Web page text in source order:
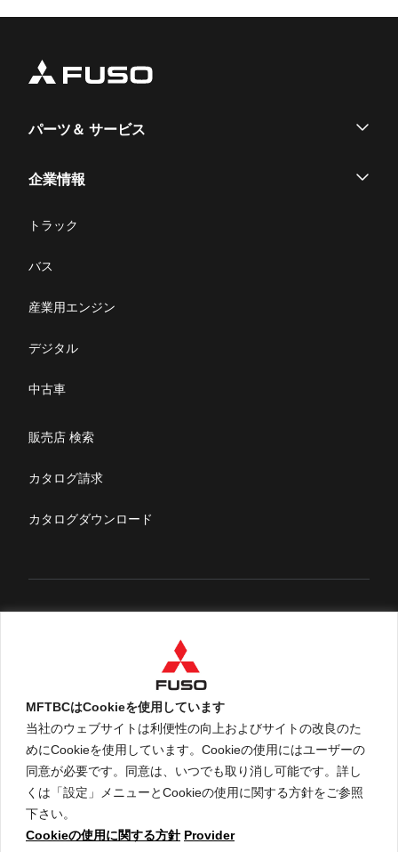
MFTBCはCookieを使用しています
当社のウェブサイトは利便性の向上およびサイトの改良のた
めにCookieを使用しています。Cookieの使用にはユーザーの
同意が必要です。同意は、いつでも取り消し可能です。詳し
くは「設定」メニューとCookieの使用に関する方針をご参照
下さい。
Cookieの使用に関する方針 Provider
パーツ＆ サービス
パーツ
企業情報
企業情報
お問い合わせ
ニュース・お知らせ
採用情報
リコール情報
特定整備(自動車一覧表）
ふそうライフ
FUSOマガジン
トラック
バス
産業用エンジン
デジタル
中古車
販売店 検索
カタログ請求
カタログダウンロード
An ARCHION Group Company